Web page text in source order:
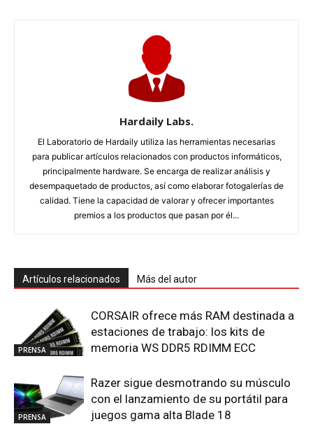
Hardaily Labs.
El Laboratorio de Hardaily utiliza las herramientas necesarias
para publicar artículos relacionados con productos informáticos,
principalmente hardware. Se encarga de realizar análisis y
desempaquetado de productos, así como elaborar fotogalerías de
calidad. Tiene la capacidad de valorar y ofrecer importantes
premios a los productos que pasan por él...
Artículos relacionados Más del autor
PRENSA
CORSAIR ofrece más RAM destinada a
estaciones de trabajo: los kits de
memoria WS DDR5 RDIMM ECC
PRENSA
Razer sigue desmotrando su músculo
con el lanzamiento de su portátil para
juegos gama alta Blade 18